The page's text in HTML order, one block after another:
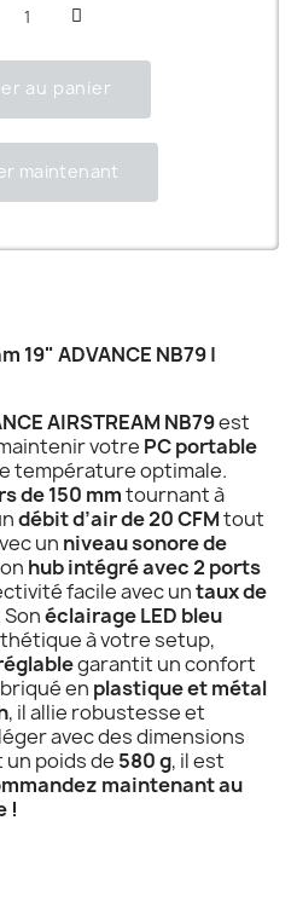
au panier
maintenant
19" ADVANCE NB79 |
AIRSTREAM NB79est
votre PC portable
température optimale.
de 150 mmtournant à
débit d’air de 20 CFMtout
un niveau sonore de
hub intégré avec 2 ports
facile avec untaux de
Sonéclairage LED bleu
à votre setup,
garantit un confort
en plastique et métal
, il allie robustesse et
avec des dimensions
un poids de 580 g, il est
maintenant au
!